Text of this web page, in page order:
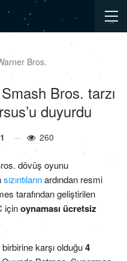
Bros. tarzı
duyurdu
260
dövüş oyunu
sızıntılarınardından resmi
tarafından geliştirilen
içinoynaması ücretsiz
karşı olduğu4